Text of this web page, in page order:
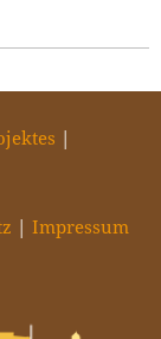
Impressum